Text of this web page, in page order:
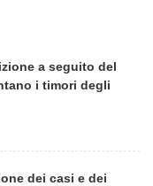
a seguito del
i timori degli
dei casi e dei